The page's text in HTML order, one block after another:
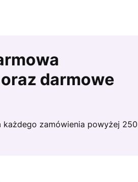
darmowe
każdego zamówienia powyżej 250